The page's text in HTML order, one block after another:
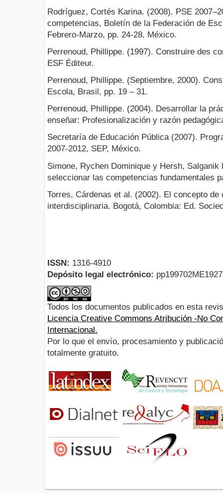
Rodríguez, Cortés Karina. (2008). PSE
competencias, Boletín de la Federación de
Febrero-Marzo, pp. 24-28, México.
Perrenoud, Phillippe. (1997). Construire des
ESF Éditeur.
Perrenoud, Phillippe. (Septiembre, 2000).
Escola, Brasil, pp. 19 – 31.
Perrenoud, Phillippe. (2004). Desarrollar la
enseñar: Profesionalización y razón
Secretaría de Educación Pública (2007).
2007-2012, SEP, México.
Simone, Rychen Dominique y Hersh,
seleccionar las competencias fundamentales
Torres, Cárdenas et al. (2002). El concepto de
interdisciplinaria. Bogotá, Colombia: Ed.
ISSN: 1316-4910
Depósito legal electrónico:
Todos los documentos publicados en esta
Licencia Creative Commons Atribución -No
Internacional.
Por lo que el envío, procesamiento y
totalmente gratuito.